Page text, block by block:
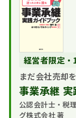
経営者限定
まだ会社売却
事業承継
公認会計士・税
グ株式会社 著